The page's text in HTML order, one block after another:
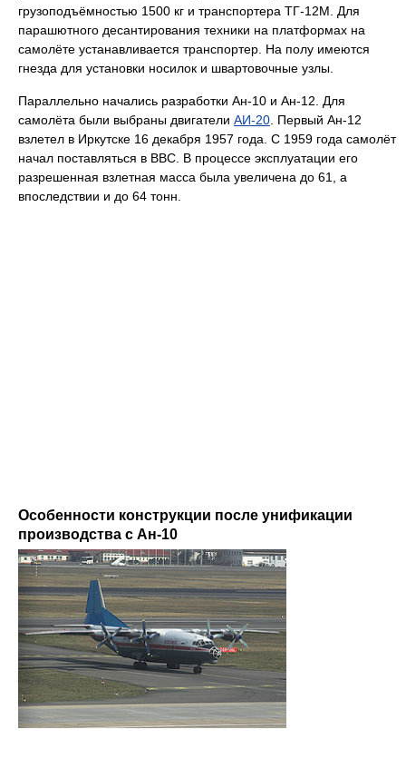
грузоподъёмностью 1500 кг и транспортера ТГ-12М. Для
парашютного десантирования техники на платформах на
самолёте устанавливается транспортер. На полу имеются
гнезда для установки носилок и швартовочные узлы.
Параллельно начались разработки Ан-10 и Ан-12. Для
самолёта были выбраны двигатели АИ-20 . Первый Ан-12
взлетел в Иркутске 16 декабря 1957 года. С 1959 года самолёт
начал поставляться в ВВС. В процессе эксплуатации его
разрешенная взлетная масса была увеличена до 61, а
впоследствии и до 64 тонн.
Особенности конструкции после унификации
производства с Ан-10